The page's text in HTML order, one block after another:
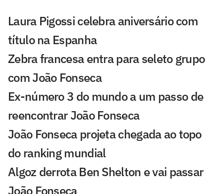
Laura Pigossi celebra aniversário com
título na Espanha
Zebra francesa entra para seleto grupo
com João Fonseca
Ex-número 3 do mundo a um passo de
reencontrar João Fonseca
João Fonseca projeta chegada ao topo
do ranking mundial
Algoz derrota Ben Shelton e vai passar
João Fonseca